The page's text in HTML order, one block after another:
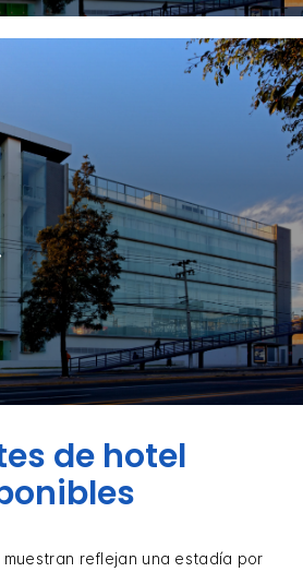
de hotel
reflejan una estadía por